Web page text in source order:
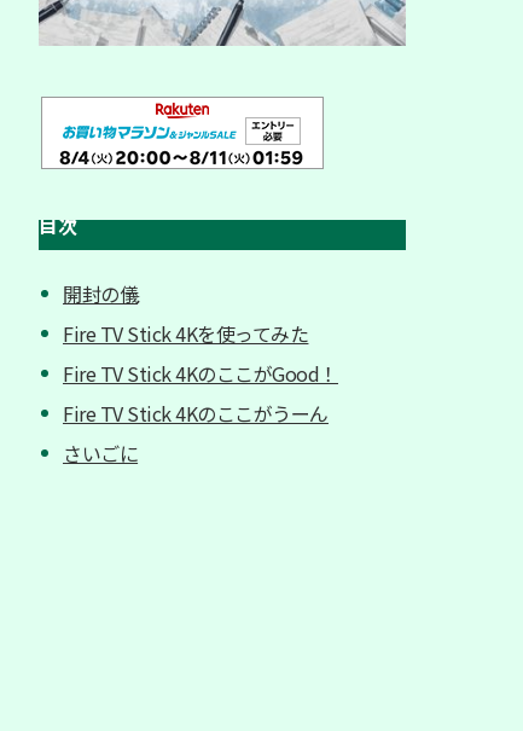
目次
開封の儀
Fire TV Stick 4Kを使ってみた
Fire TV Stick 4KのここがGood！
Fire TV Stick 4Kのここがうーん
さいごに